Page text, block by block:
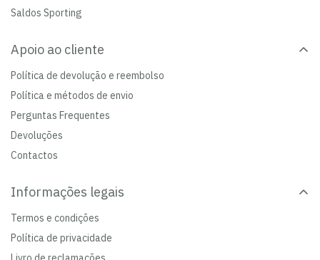
Saldos Sporting
Apoio ao cliente
Política de devolução e reembolso
Política e métodos de envio
Perguntas Frequentes
Devoluções
Contactos
Informações legais
Termos e condições
Política de privacidade